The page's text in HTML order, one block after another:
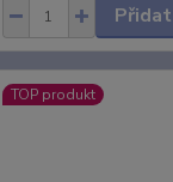
TOP produkt